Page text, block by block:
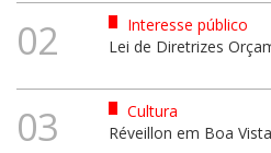
02
Interesse público
Lei de Diretrizes
03
Cultura
Réveillon em Boa